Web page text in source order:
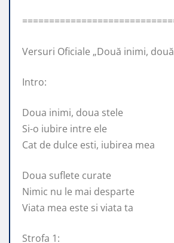
Versuri Oficiale „Două inimi,
Intro:
Doua inimi, doua stele
Si-o iubire intre ele
Cat de dulce esti, iubirea mea
Doua suflete curate
Nimic nu le mai desparte
Viata mea este si viata ta
Strofa 1: